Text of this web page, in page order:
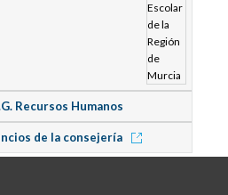
Recursos Humanos
de la consejería